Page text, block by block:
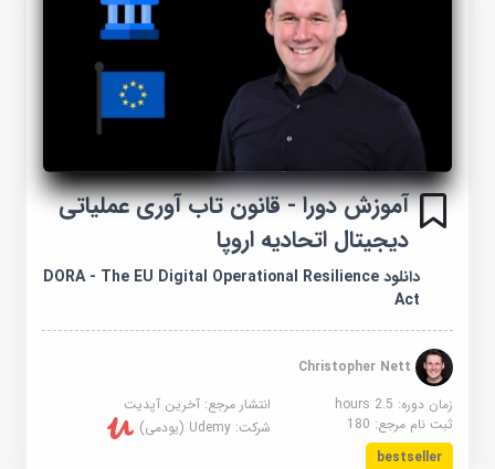
آموزش دورا - قانون تاب آوری عملیاتی
دیجیتال اتحادیه اروپا
دانلود DORA - The EU Digital Operational Resilience
Act
Christopher Nett
زمان دوره: 2.5 hours
انتشار مرجع:آخرین آپدیت
ثبت نام مرجع:180 شرکت:Udemy (یودمی)
bestseller